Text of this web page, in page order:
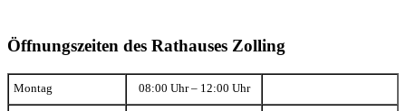
Öffnungszeiten des Rathauses Zolling
Montag 08:00 Uhr – 12:00 Uhr